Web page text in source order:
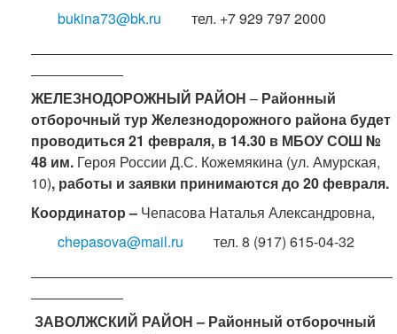
bukina73@bk.ru
тел. +7 929 797 2000
ЖЕЛЕЗНОДОРОЖНЫЙ РАЙОН – Районный
отборочный тур Железнодорожного района будет
проводиться 21 февраля, в 14.30 в МБОУ СОШ №
48 им. Героя России Д.С. Кожемякина (ул. Амурская,
10), работы и заявки принимаются до 20 февраля.
Координатор – Чепасова Наталья Александровна,
chepasova@mail.ru
тел. 8 (917) 615-04-32
ЗАВОЛЖСКИЙ РАЙОН– Районный отборочный